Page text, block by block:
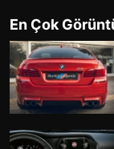
En Çok